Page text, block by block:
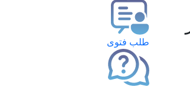
طلب فتوى